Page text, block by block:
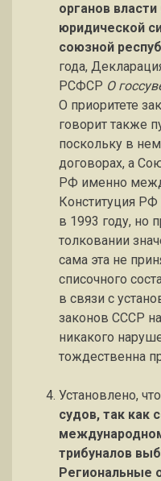
органов
юридической
союзной
года,
РСФСР О
О приоритете
говорит также
поскольку в
договорах, а
РФ именно
Конституция РФ
в 1993 году, но
толковании
сама эта не
списочного
в связи с
законов СССР
никакого
тождественна
Установлено, что
судов, так как
трибуналов
Региональные